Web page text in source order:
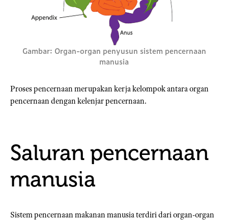
Gambar: Organ-organ penyusun sistem pencernaan
manusia
Proses pencernaan merupakan kerja kelompok antara organ
pencernaan dengan kelenjar pencernaan.
Saluran pencernaan
manusia
Sistem pencernaan makanan manusia terdiri dari organ-organ